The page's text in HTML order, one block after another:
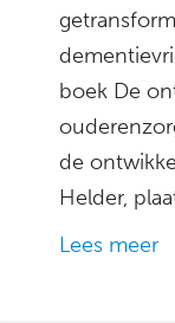
boek De
de
Helder,
Lees meer